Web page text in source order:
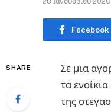
Facebook
SHARE
Σε μια
τα
της